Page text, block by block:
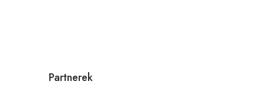
Partnerek